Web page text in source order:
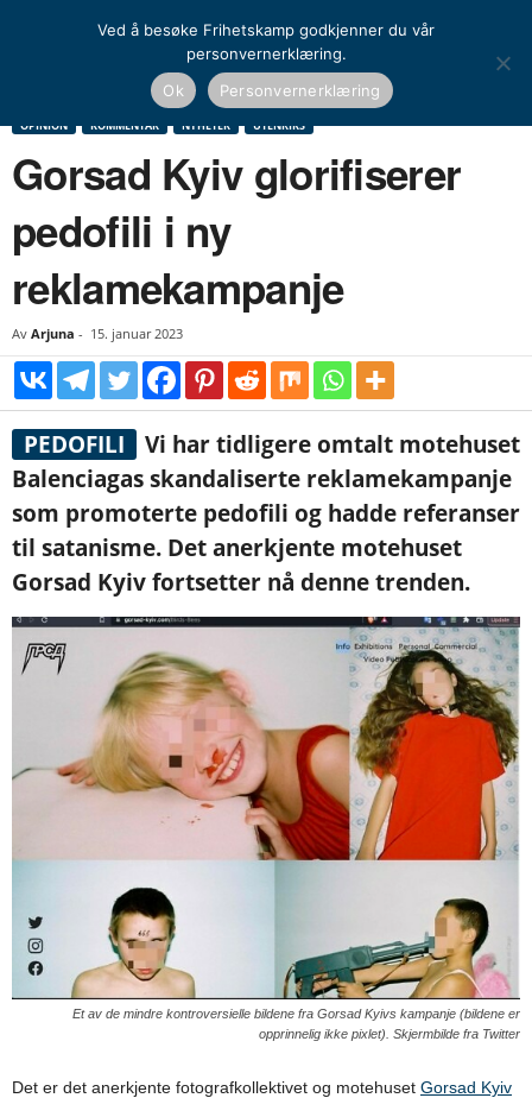
Kommentar
Gorsad Kyiv glorifiserer pedofili i ny
OPINION KOMMENTAR NYHETER UTENRIKS
Gorsad Kyiv glorifiserer
pedofili i ny
reklamekampanje
Av Arjuna - 15. januar 2023
PEDOFILI
Vi har tidligere omtalt motehuset
Balenciagas skandaliserte reklamekampanje
som promoterte pedofili og hadde referanser
til satanisme. Det anerkjente motehuset
Gorsad Kyiv fortsetter nå denne trenden.
Et av de mindre kontroversielle bildene fra Gorsad Kyivs kampanje (bildene er
opprinnelig ikke pixlet). Skjermbilde fra Twitter
Det er det anerkjente fotografkollektivet og motehuset Gorsad Kyiv
Ved å besøke Frihetskamp godkjenner du vår
personvernerklæring.
Ok
Personvernerklæring